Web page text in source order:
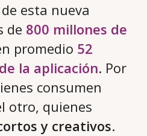
esta nueva
de 800 millones de
promedio 52
la aplicación. Por
consumen
otro, quienes
y creativos.